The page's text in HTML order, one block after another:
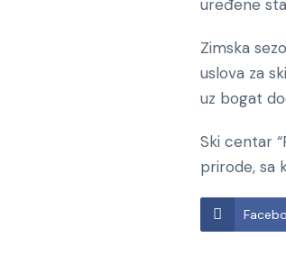
uređene
Zimska
uslova za
uz bogat
Ski centar
prirode, sa